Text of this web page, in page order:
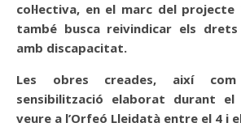
col·lectiva, en el marc del projecte
també busca reivindicar els
amb discapacitat.
Les obres creades, així
sensibilització elaborat durant
veure a l’Orfeó Lleidatà entre el 4 i